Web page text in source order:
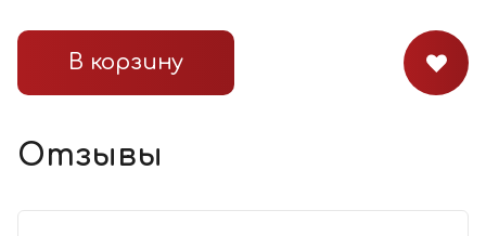
В корзину
Отзывы